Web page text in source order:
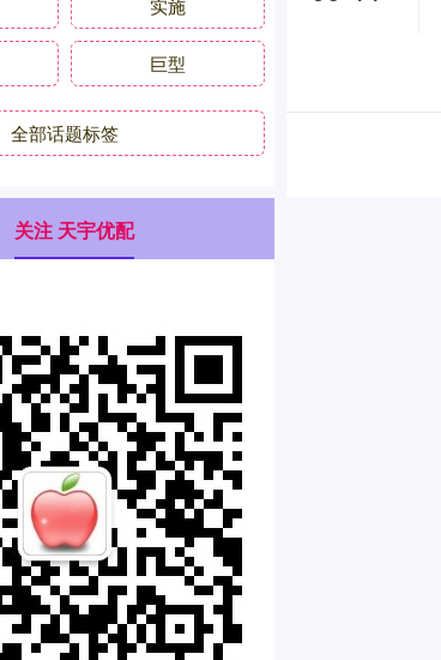
实施
巨型
全部话题标签
关注 天宇优配